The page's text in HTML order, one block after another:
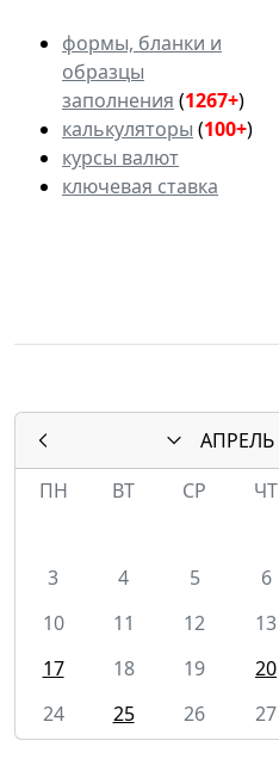
формы, бланки и
образцы
заполнения (1267+)
калькуляторы (100+)
курсы валют
ключевая ставка
АПРЕЛЬ
ПН
ВТ СР ЧТ
3
4 5 6
10
11 12 13
17
18 19 20
24
25 26 27